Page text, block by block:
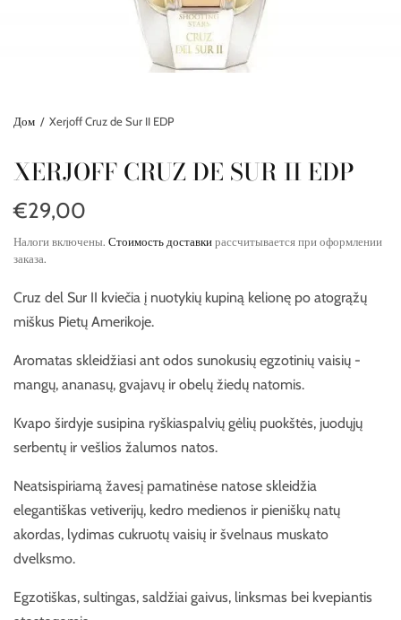
Дом / Xerjoff Cruz de Sur II EDP
XERJOFF CRUZ DE SUR II EDP
€29,00
Налоги включены. Стоимость доставкирассчитывается при оформлении
заказа.
Cruz del Sur II kviečia į nuotykių kupiną kelionę po atogrąžų
miškus Pietų Amerikoje.
Aromatas skleidžiasi ant odos sunokusių egzotinių vaisių -
mangų, ananasų, gvajavų ir obelų žiedų natomis.
Kvapo širdyje susipina ryškiaspalvių gėlių puokštės, juodųjų
serbentų ir vešlios žalumos natos.
Neatsispiriamą žavesį pamatinėse natose skleidžia
elegantiškas vetiverijų, kedro medienos ir pieniškų natų
akordas, lydimas cukruotų vaisių ir švelnaus muskato
dvelksmo.
Egzotiškas, sultingas, saldžiai gaivus, linksmas bei kvepiantis